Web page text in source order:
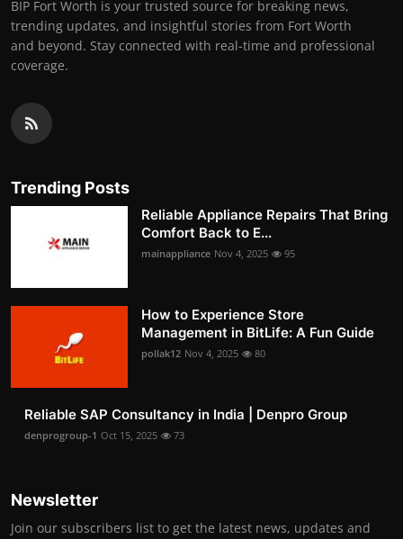
BIP Fort Worth is your trusted source for breaking news,
trending updates, and insightful stories from Fort Worth
and beyond. Stay connected with real-time and professional
coverage.
Trending Posts
Reliable Appliance Repairs That Bring
Comfort Back to E...
mainappliance Nov 4, 2025 95
How to Experience Store
Management in BitLife: A Fun Guide
pollak12 Nov 4, 2025 80
Reliable SAP Consultancy in India | Denpro Group
denprogroup-1 Oct 15, 2025 73
Newsletter
Join our subscribers list to get the latest news, updates and